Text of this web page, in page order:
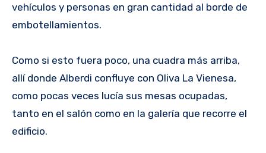
vehículos y personas en gran cantidad al borde de
embotellamientos.
Como si esto fuera poco, una cuadra más arriba,
allí donde Alberdi confluye con Oliva La Vienesa,
como pocas veces lucía sus mesas ocupadas,
tanto en el salón como en la galería que recorre el
edificio.